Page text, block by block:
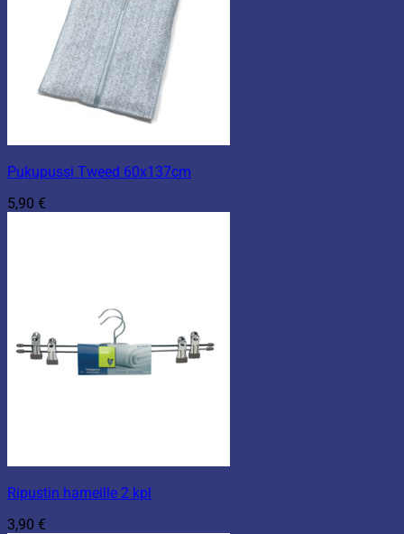
Pukupussi Tweed 60x137cm
5,90 €
Ripustin hameille 2 kpl
3,90 €